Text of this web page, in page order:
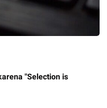
"Selection is